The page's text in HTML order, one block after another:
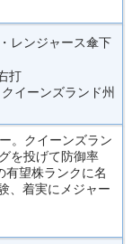
レンジャース傘下
打
イーンズランド州
。クイーンズラン
を投げて防御率
有望株ランクに名
、着実にメジャー